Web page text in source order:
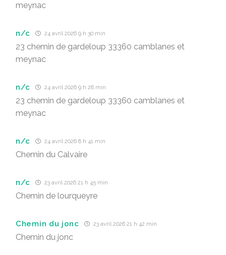
meynac
n/c 24 avril 2026 9 h 30 min
23 chemin de gardeloup 33360 camblanes et
meynac
n/c 24 avril 2026 9 h 28 min
23 chemin de gardeloup 33360 camblanes et
meynac
n/c 24 avril 2026 8 h 41 min
Chemin du Calvaire
n/c 23 avril 2026 21 h 45 min
Chemin de lourqueyre
Chemin du jonc 23 avril 2026 21 h 42 min
Chemin du jonc